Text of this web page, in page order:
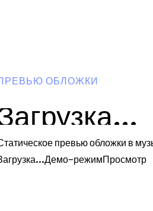
ОБЛОЖКИ
превью обложки в
Демо-режимПросмотр